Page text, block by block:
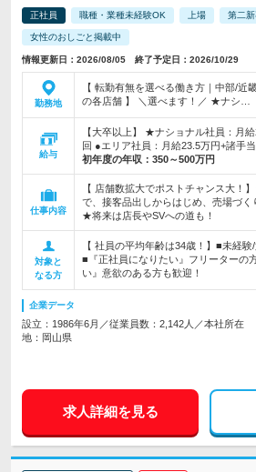
正社員 職種・業種未経験OK 上場 第二
女性のおしごと掲載中
情報更新日：2026/08/05 終了予定日：2026/10/29
勤務地
【 転勤有無を選べる働き方｜中部/近
の各店舗 】 ＼選べます！／ ★ナシ…
給与
【大卒以上】 ★ナショナル社員：月
回 ●エリア社員：月給23.5万円+諸手
初年度の年収： 350～500万円
仕事内容
【 店舗数拡大でポストチャンス大！
で、接客品出しからはじめ、売場づく
★将来は店長やSVへの道も！
対象と
なる方
【 社員の平均年齢は34歳！】■未経
■『正社員になりたい』フリーターの
い』意欲のある方も歓迎！
企業データ
設立：1986年6月／従業員数：2,142人／本社所在
地：岡山県
求人詳細を見る